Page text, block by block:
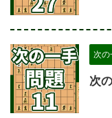
次
次